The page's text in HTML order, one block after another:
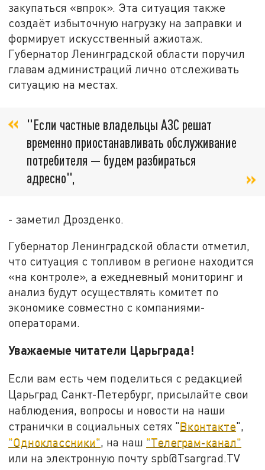
закупаться «впрок». Эта ситуация также
создаёт избыточную нагрузку на заправки и
формирует искусственный ажиотаж.
Губернатор Ленинградской области поручил
главам администраций лично отслеживать
ситуацию на местах.
"Если частные владельцы АЗС решат
временно приостанавливать обслуживание
потребителя — будем разбираться
адресно",
- заметил Дрозденко.
Губернатор Ленинградской области отметил,
что ситуация с топливом в регионе находится
«на контроле», а ежедневный мониторинг и
анализ будут осуществлять комитет по
экономике совместно с компаниями-
операторами.
Уважаемые читатели Царьграда!
Если вам есть чем поделиться с редакцией
Царьград Санкт-Петербург, присылайте свои
наблюдения, вопросы и новости на наши
странички в социальных сетях "Вконтакте",
"Одноклассники", на наш "Телеграм-канал"
или на электронную почту spb@Tsargrad.TV